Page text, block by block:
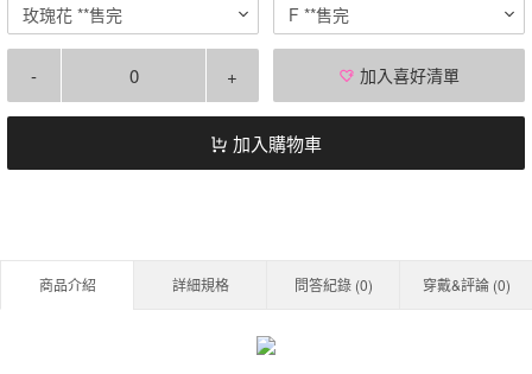
玫瑰花 **售完 F **售完
- + 加入喜好清單
加入購物車
商品介紹 詳細規格 問答紀錄 (0) 穿戴&評論 (0)